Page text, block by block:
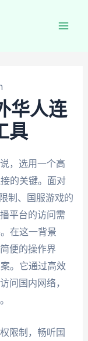
华人连
具
，选用一个高
的关键。面对
制、国服游戏的
平台的访问需
在这一背景
便的操作界
。它通过高效
问国内网络，
限制，畅听国